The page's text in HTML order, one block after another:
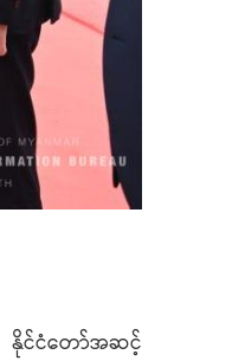
နိုင်ငံတော်အဆင့်